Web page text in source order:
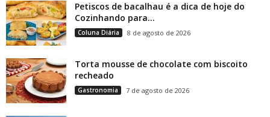
Petiscos de bacalhau é a dica de hoje do
Cozinhando para...
Coluna Diária 8 de agosto de 2026
Torta mousse de chocolate com biscoito
recheado
Gastronomia 7 de agosto de 2026